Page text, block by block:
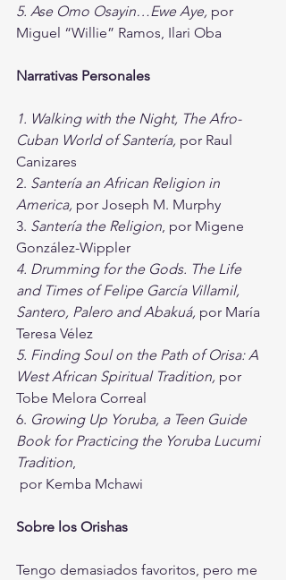
5. Ase Omo Osayin…Ewe Aye, por
Miguel “Willie” Ramos, Ilari Oba
Narrativas Personales
1. Walking with the Night, The Afro-
Cuban World of Santería, por Raul
Canizares
2. Santería an African Religion in
America, por Joseph M. Murphy
3. Santería the Religion, por Migene
González-Wippler
4. Drumming for the Gods. The Life
and Times of Felipe García Villamil,
Santero, Palero and Abakuá, por María
Teresa Vélez
5. Finding Soul on the Path of Orisa: A
West African Spiritual Tradition, por
Tobe Melora Correal
6. Growing Up Yoruba, a Teen Guide
Book for Practicing the Yoruba Lucumi
Tradition,
por Kemba Mchawi
Sobre los Orishas
Tengo demasiados favoritos, pero me